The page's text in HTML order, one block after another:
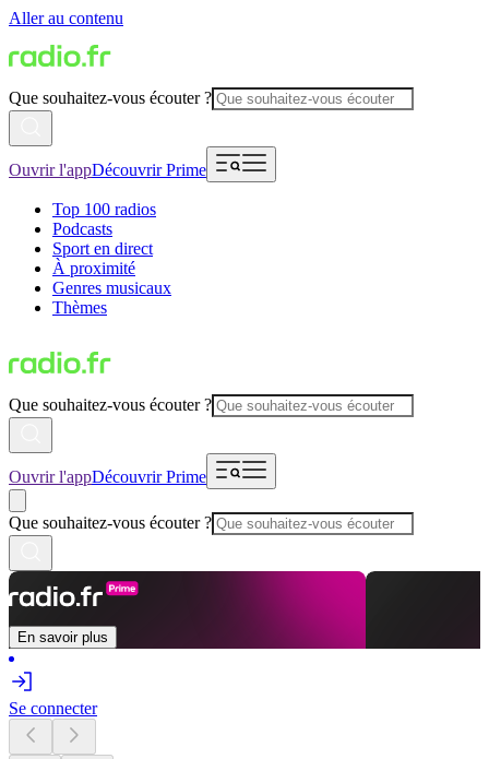
Aller au contenu
Que souhaitez-vous écouter ?
Ouvrir l'appDécouvrir Prime
Top 100 radios
Podcasts
Sport en direct
À proximité
Genres musicaux
Thèmes
Que souhaitez-vous écouter ?
Ouvrir l'appDécouvrir Prime
Que souhaitez-vous écouter ?
En savoir plus
Se connecter